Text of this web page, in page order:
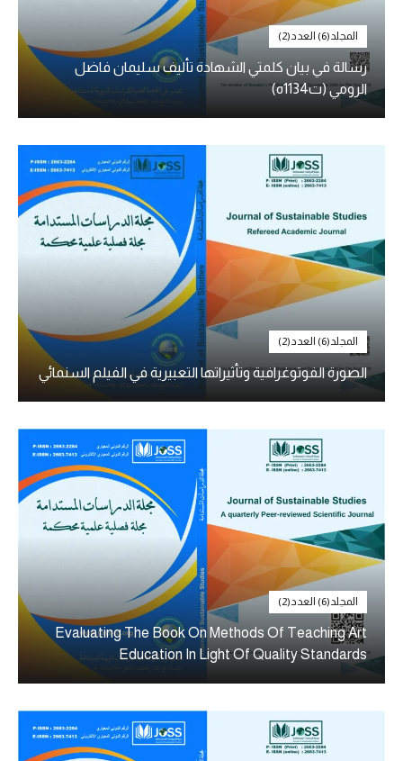
المجلد(6) العدد(2)
رسالة في بيان كلمتي الشهادة تأليف سليمان فاضل
الرومي (ت1134ه)
المجلد(6) العدد(2)
الصورة الفوتوغرافية وتأثيراتها التعبيرية في الفيلم السنمائي
المجلد(6) العدد(2)
Evaluating The Book On Methods Of Teaching Art
Education In Light Of Quality Standards